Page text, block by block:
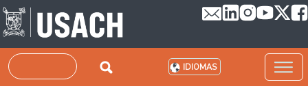
Pasar al contenido principal
Buscar IDIOMAS